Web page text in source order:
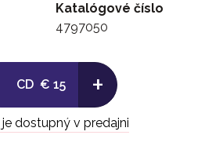
Katalógové číslo
4797050
CD € 15 +
dostupný v predajni